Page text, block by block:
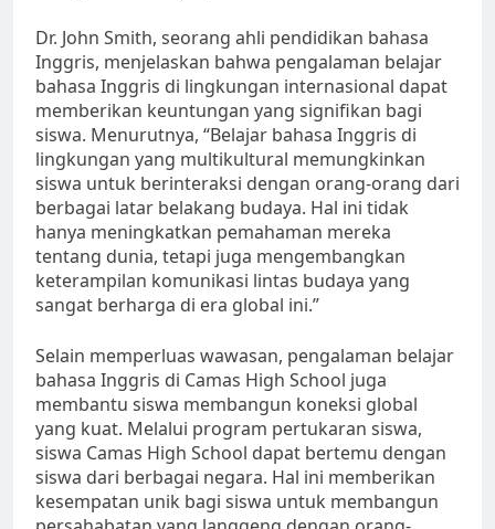
Dr. John Smith, seorang ahli pendidikan bahasa
Inggris, menjelaskan bahwa pengalaman belajar
bahasa Inggris di lingkungan internasional dapat
memberikan keuntungan yang signifikan bagi
siswa. Menurutnya, “Belajar bahasa Inggris di
lingkungan yang multikultural memungkinkan
siswa untuk berinteraksi dengan orang-orang dari
berbagai latar belakang budaya. Hal ini tidak
hanya meningkatkan pemahaman mereka
tentang dunia, tetapi juga mengembangkan
keterampilan komunikasi lintas budaya yang
sangat berharga di era global ini.”
Selain memperluas wawasan, pengalaman belajar
bahasa Inggris di Camas High School juga
membantu siswa membangun koneksi global
yang kuat. Melalui program pertukaran siswa,
siswa Camas High School dapat bertemu dengan
siswa dari berbagai negara. Hal ini memberikan
kesempatan unik bagi siswa untuk membangun